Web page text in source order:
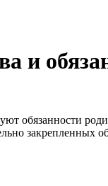
и
обязанности